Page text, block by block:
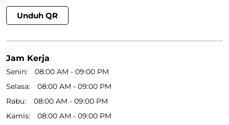
Unduh QR
Jam Kerja
Senin
08:00 AM - 09:00 PM
Selasa
08:00 AM - 09:00 PM
Rabu
08:00 AM - 09:00 PM
Kamis
08:00 AM - 09:00 PM